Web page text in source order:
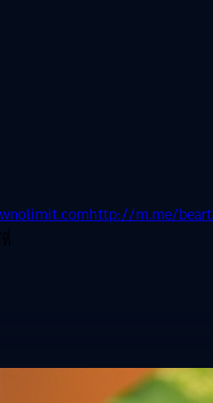
http://m.me/